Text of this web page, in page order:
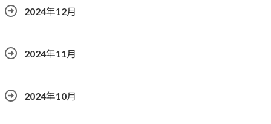
2024年12月
2024年11月
2024年10月